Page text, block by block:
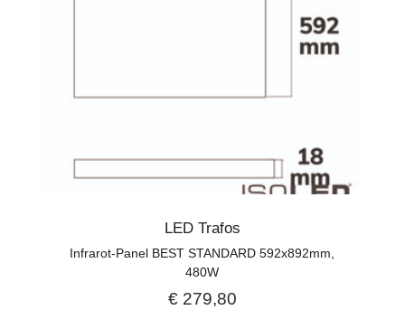
LED Trafos
Infrarot-Panel BEST STANDARD 592x892mm,
480W
€279,80